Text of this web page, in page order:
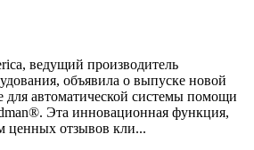
ведущий производитель
объявила о выпуске новой
автоматической системы помощи
Эта инновационная функция,
ценных отзывов кли...